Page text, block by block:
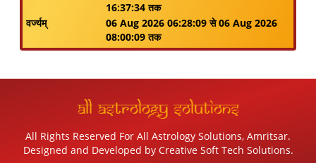
16:37:34 तक
वर्ज्यम्
06 Aug 2026 06:28:09 से 06 Aug 2026
08:00:09 तक
All Astrology Solutions
All Rights Reserved For All Astrology Solutions, Amritsar.
Designed and Developed by Creative Soft Tech Solutions.